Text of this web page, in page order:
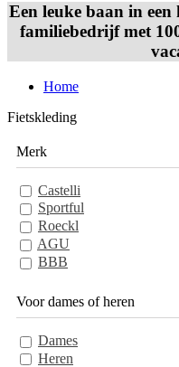
Een leuke baan in
familiebedrijf met
Home
Fietskleding
Merk
Castelli
Sportful
Roeckl
AGU
BBB
Voor dames of heren
Dames
Heren